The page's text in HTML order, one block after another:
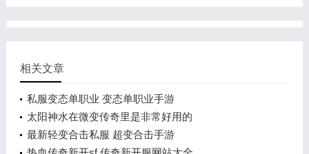
相关文章
私服变态单职业 变态单职业手游
太阳神水在微变传奇里是非常好用的
最新轻变合击私服 超变合击手游